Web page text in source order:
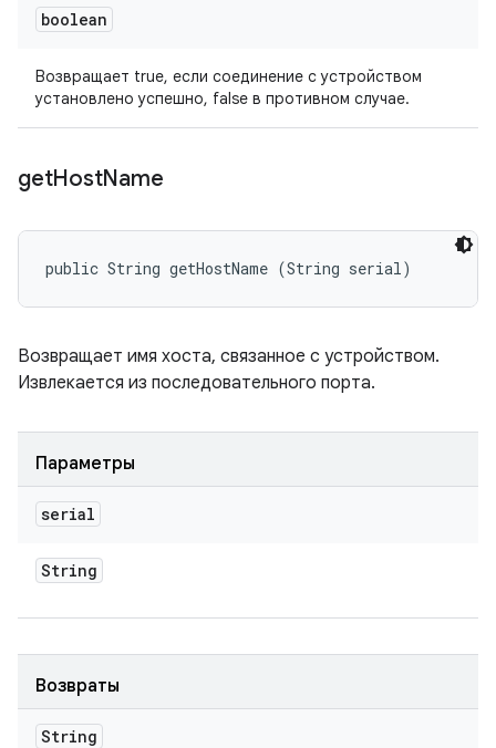
boolean
Возвращает true, если соединение с устройством
установлено успешно, false в противном случае.
getHostName
public String getHostName (String serial)
Возвращает имя хоста, связанное с устройством.
Извлекается из последовательного порта.
Параметры
serial
String
Возвраты
String